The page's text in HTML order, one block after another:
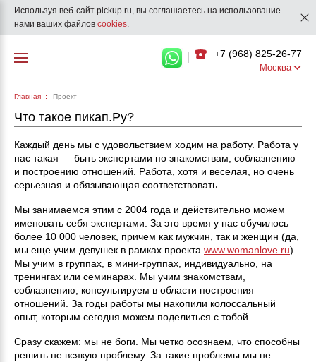
Используя веб-сайт pickup.ru, вы соглашаетесь на использование
нами ваших файлов cookies.
+7 (968) 825-26-77
Москва
Главная Проект
Что такое пикап.Ру?
Каждый день мы с удовольствием ходим на работу. Работа у
нас такая — быть экспертами по знакомствам, соблазнению
и построению отношений. Работа, хотя и веселая, но очень
серьезная и обязывающая соответствовать.
Мы занимаемся этим с 2004 года и действительно можем
именовать себя экспертами. За это время у нас обучилось
более 10 000 человек, причем как мужчин, так и женщин (да,
мы еще учим девушек в рамках проекта www.womanlove.ru).
Мы учим в группах, в мини-группах, индивидуально, на
тренингах или семинарах. Мы учим знакомствам,
соблазнению, консультируем в области построения
отношений. За годы работы мы накопили колоссальный
опыт, которым сегодня можем поделиться с тобой.
Сразу скажем: мы не боги. Мы четко осознаем, что способны
решить не всякую проблему. За такие проблемы мы не